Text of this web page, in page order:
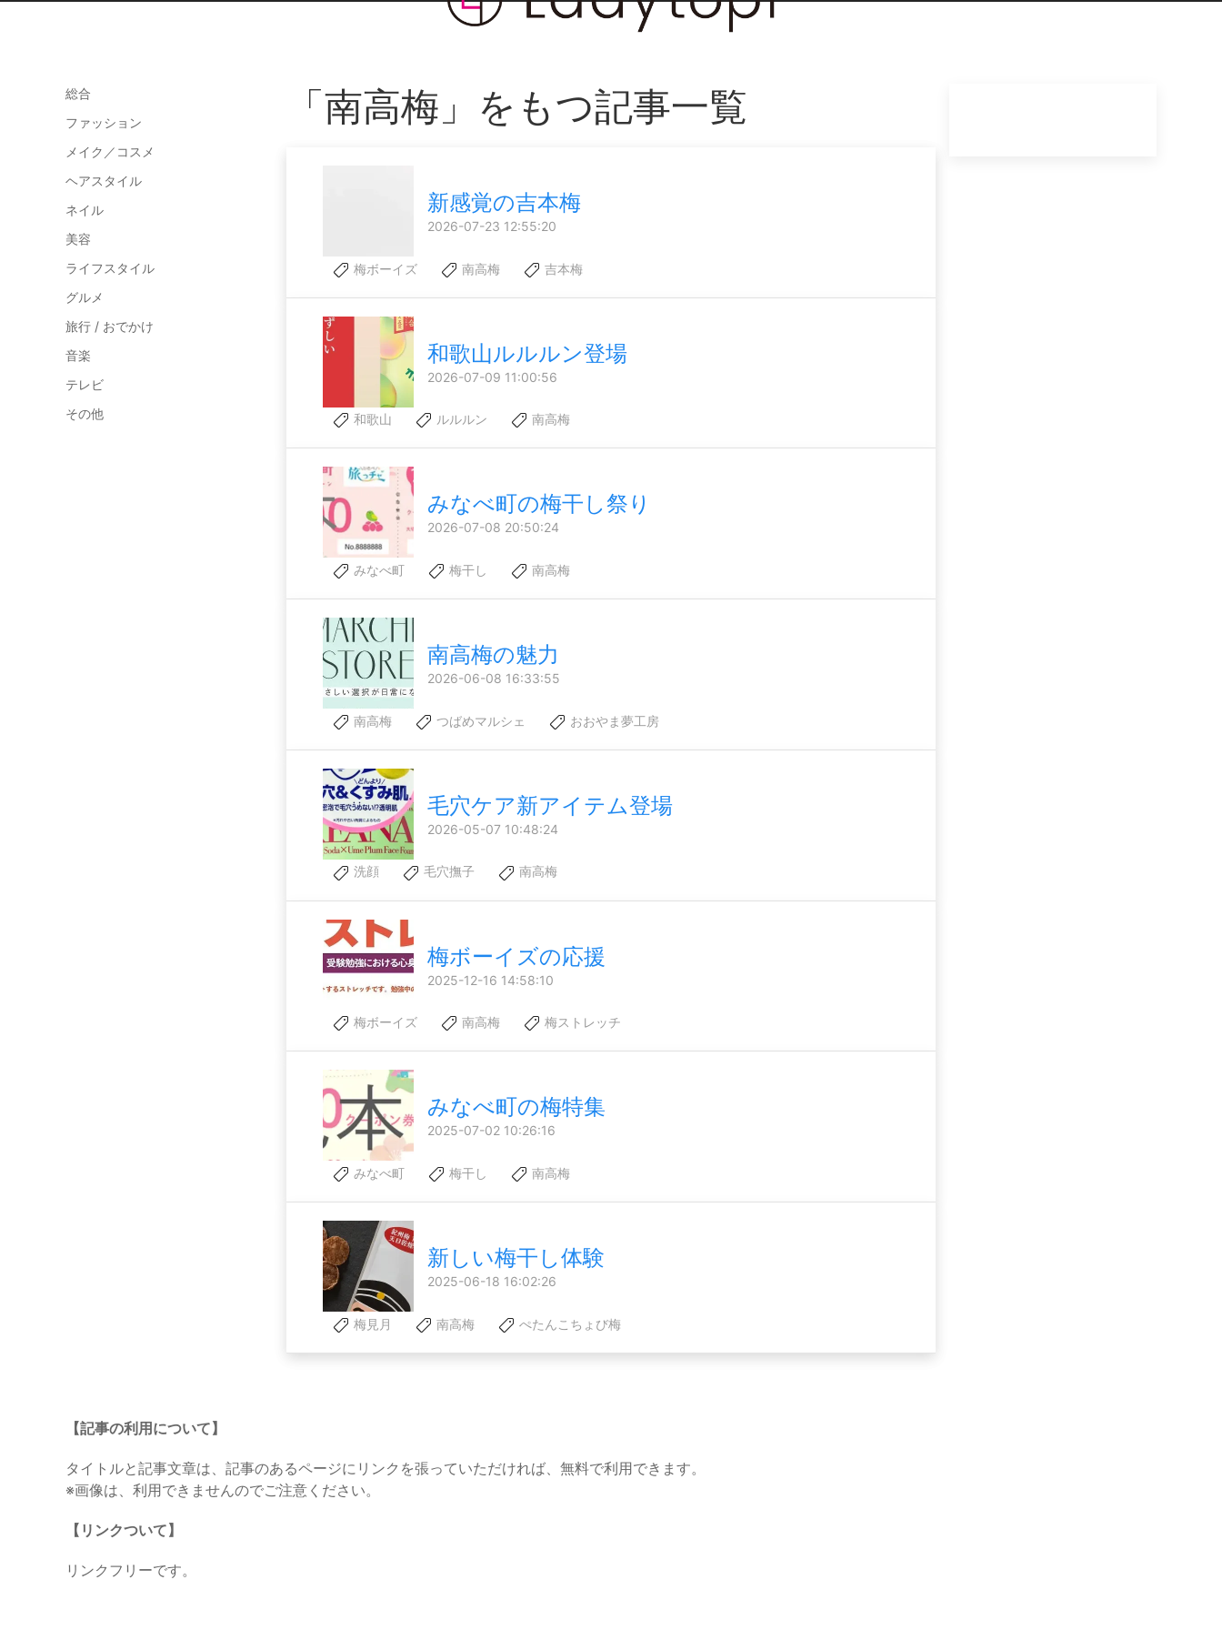
総合
ファッション
メイク／コスメ
ヘアスタイル
ネイル
美容
ライフスタイル
グルメ
旅行 / おでかけ
音楽
テレビ
その他
「南高梅」をもつ記事一覧
新感覚の吉本梅
2026-07-23 12:55:20
梅ボーイズ 南高梅 吉本梅
和歌山ルルルン登場
2026-07-09 11:00:56
和歌山 ルルルン 南高梅
みなべ町の梅干し祭り
2026-07-08 20:50:24
みなべ町 梅干し 南高梅
南高梅の魅力
2026-06-08 16:33:55
南高梅 つばめマルシェ おおやま夢工房
毛穴ケア新アイテム登場
2026-05-07 10:48:24
洗顔 毛穴撫子 南高梅
梅ボーイズの応援
2025-12-16 14:58:10
梅ボーイズ 南高梅 梅ストレッチ
みなべ町の梅特集
2025-07-02 10:26:16
みなべ町 梅干し 南高梅
新しい梅干し体験
2025-06-18 16:02:26
梅見月 南高梅 ぺたんこちょび梅
【記事の利用について】
タイトルと記事文章は、記事のあるページにリンクを張っていただければ、無料で利用できます。
※画像は、利用できませんのでご注意ください。
【リンクついて】
リンクフリーです。